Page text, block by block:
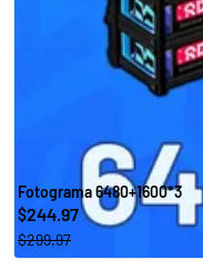
Fotograma 6480+1600*3
$244.97
$299.97